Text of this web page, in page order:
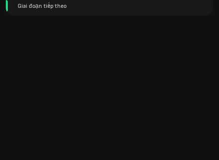
Giai đoạn tiếp theo